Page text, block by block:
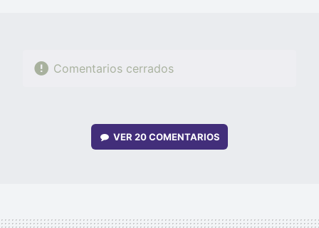
Comentarios cerrados
VER 20 COMENTARIOS